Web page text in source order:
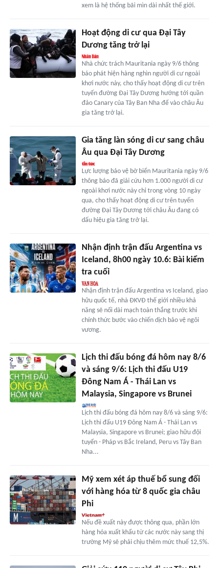
xem là hệ thống bãi mìn dài nhất thế giới.
Hoạt động di cư qua Đại Tây
Dương tăng trở lại
Nhà chức trách Mauritania ngày 9/6 thông
báo phát hiện hàng nghìn người di cư ngoài
khơi nước này, cho thấy hoạt động di cư trên
tuyến đường Đại Tây Dương hướng tới quần
đảo Canary của Tây Ban Nha để vào châu Âu
gia tăng trở lại.
Gia tăng làn sóng di cư sang châu
Âu qua Đại Tây Dương
Lực lượng bảo vệ bờ biển Mauritania ngày 9/6
thông báo đã giải cứu hơn 1.000 người di cư
ngoài khơi nước này chỉ trong vòng 10 ngày
qua, cho thấy hoạt động di cư trên tuyến
đường Đại Tây Dương tới châu Âu đang có
dấu hiệu gia tăng trở lại.
Nhận định trận đấu Argentina vs
Iceland, 8h00 ngày 10.6: Bài kiểm
tra cuối
Nhận định trận đấu Argentina vs Iceland, giao
hữu quốc tế, nhà ĐKVĐ thế giới nhiều khả
năng sẽ nối dài mạch toàn thắng trước khi
chính thức bước vào chiến dịch bảo vệ ngôi
vương.
Lịch thi đấu bóng đá hôm nay 8/6
và sáng 9/6: Lịch thi đấu U19
Đông Nam Á - Thái Lan vs
Malaysia, Singapore vs Brunei
Lịch thi đấu bóng đá hôm nay 8/6 và sáng 9/6:
Lịch thi đấu U19 Đông Nam Á - Thái Lan vs
Malaysia, Singapore vs Brunei; giao hữu đội
tuyển - Pháp vs Bắc Ireland, Peru vs Tây Ban
Nha...
Mỹ xem xét áp thuế bổ sung đối
với hàng hóa từ 8 quốc gia châu
Phi
Nếu đề xuất này được thông qua, phần lớn
hàng hóa xuất khẩu từ các nước này sang thị
trường Mỹ sẽ phải chịu thêm mức thuế 12,5%.